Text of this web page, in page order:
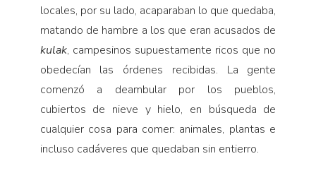
locales, por su lado, acaparaban lo que quedaba,
matando de hambre a los que eran acusados de
kulak, campesinos supuestamente ricos que no
obedecían las órdenes recibidas. La gente
comenzó a deambular por los pueblos,
cubiertos de nieve y hielo, en búsqueda de
cualquier cosa para comer: animales, plantas e
incluso cadáveres que quedaban sin entierro.